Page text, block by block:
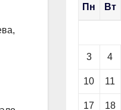
Пн Вт
3 4
10 11
17 18